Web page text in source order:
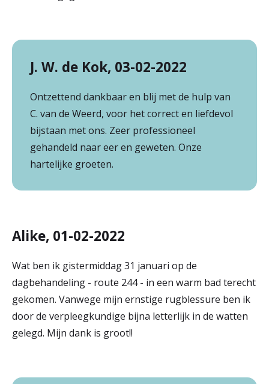
J. W. de Kok, 03-02-2022
Ontzettend dankbaar en blij met de hulp van
C. van de Weerd, voor het correct en liefdevol
bijstaan met ons. Zeer professioneel
gehandeld naar eer en geweten. Onze
hartelijke groeten.
Alike, 01-02-2022
Wat ben ik gistermiddag 31 januari op de
dagbehandeling - route 244 - in een warm bad terecht
gekomen. Vanwege mijn ernstige rugblessure ben ik
door de verpleegkundige bijna letterlijk in de watten
gelegd. Mijn dank is groot!!